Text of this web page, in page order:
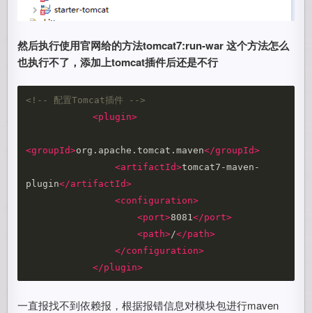
然后执行使用官网给的方法tomcat7:run-war 这个方法怎么
也执行不了，添加上tomcat插件后还是不行
<!-- 配置Tomcat插件 -->
<plugin>
<groupId>org.apache.tomcat.maven</groupId>
<artifactId>tomcat7-maven-
plugin</artifactId>
<configuration>
<port>8081</port>
<path>/</path>
</configuration>
</plugin>
一直报找不到依赖报，根据报错信息对模块包进行maven